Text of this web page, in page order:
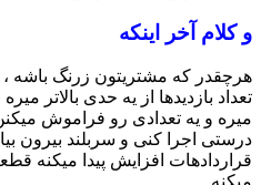
و کلام آخر اینکه
هرچقدر که مشتریتون زرنگ باشه
تعداد بازدیدها از یه حدی بالاتر
میره و یه تعدادی رو فراموش
درستی اجرا کنی و سربلند بیرون
قراردادهات افزایش پیدا میکنه